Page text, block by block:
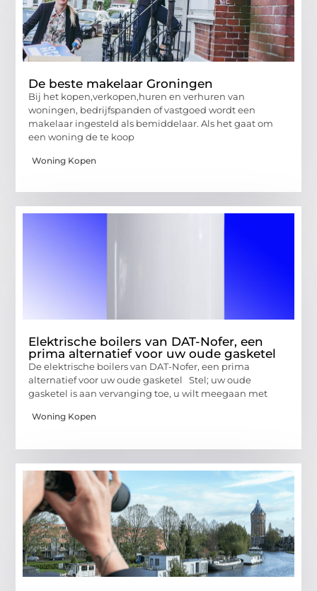
De beste makelaar Groningen
Bij het kopen,verkopen,huren en verhuren van
woningen, bedrijfspanden of vastgoed wordt een
makelaar ingesteld als bemiddelaar. Als het gaat om
een woning de te koop
Woning Kopen
Elektrische boilers van DAT-Nofer, een
prima alternatief voor uw oude gasketel
De elektrische boilers van DAT-Nofer, een prima
alternatief voor uw oude gasketel Stel; uw oude
gasketel is aan vervanging toe, u wilt meegaan met
Woning Kopen